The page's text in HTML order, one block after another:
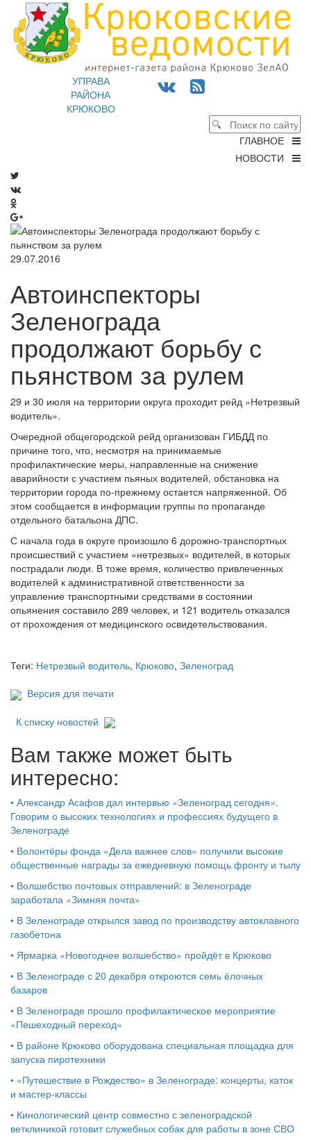
УПРАВА
РАЙОНА
КРЮКОВО
ГЛАВНОЕ
НОВОСТИ
29.07.2016
Автоинспекторы
Зеленограда
продолжают борьбу с
пьянством за рулем
29 и 30 июля на территории округа проходит рейд «Нетрезвый
водитель».
Очередной общегородской рейд организован ГИБДД по
причине того, что, несмотря на принимаемые
профилактические меры, направленные на снижение
аварийности с участием пьяных водителей, обстановка на
территории города по-прежнему остается напряженной. Об
этом сообщается в информации группы по пропаганде
отдельного батальона ДПС.
С начала года в округе произошло 6 дорожно-транспортных
происшествий с участием «нетрезвых» водителей, в которых
пострадали люди. В тоже время, количество привлеченных
водителей к административной ответственности за
управление транспортными средствами в состоянии
опьянения составило 289 человек, и 121 водитель отказался
от прохождения от медицинского освидетельствования.
Теги: Нетрезвый водитель, Крюково, Зеленоград
Версия для печати
К списку новостей
Вам также может быть
интересно:
• Александр Асафов дал интервью «Зеленоград сегодня».
Говорим о высоких технологиях и профессиях будущего в
Зеленограде
• Волонтёры фонда «Дела важнее слов» получили высокие
общественные награды за ежедневную помощь фронту и тылу
• Волшебство почтовых отправлений: в Зеленограде
заработала «Зимняя почта»
• В Зеленограде открылся завод по производству автоклавного
газобетона
• Ярмарка «Новогоднее волшебство» пройдёт в Крюково
• В Зеленограде с 20 декабря откроются семь ёлочных
базаров
• В Зеленограде прошло профилактическое мероприятие
«Пешеходный переход»
• В районе Крюково оборудована специальная площадка для
запуска пиротехники
• «Путешествие в Рождество» в Зеленограде: концерты, каток
и мастер‑классы
• Кинологический центр совместно с зеленоградской
ветклиникой готовит служебных собак для работы в зоне СВО